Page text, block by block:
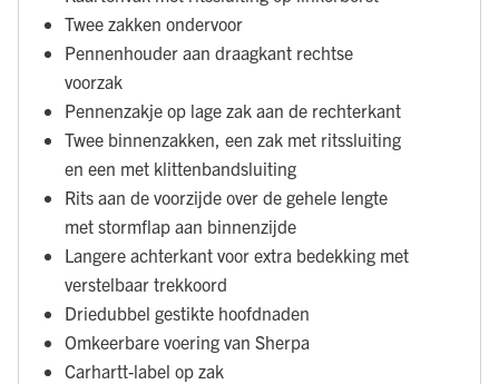
Twee zakken ondervoor
Pennenhouder aan draagkant rechtse
voorzak
Pennenzakje op lage zak aan de rechterkant
Twee binnenzakken, een zak met ritssluiting
en een met klittenbandsluiting
Rits aan de voorzijde over de gehele lengte
met stormflap aan binnenzijde
Langere achterkant voor extra bedekking met
verstelbaar trekkoord
Driedubbel gestikte hoofdnaden
Omkeerbare voering van Sherpa
Carhartt-label op zak